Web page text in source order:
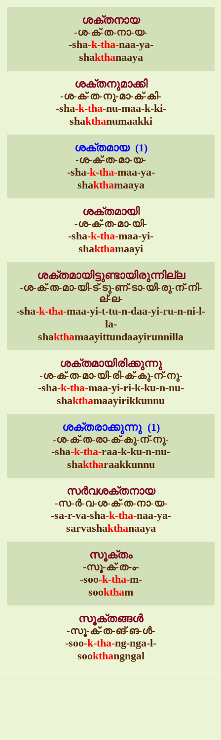
ശക്തനായ
-ശ-ക്-ത-നാ-യ-
-sha-k-tha-naa-ya-
shakthanaaya
ശക്തനുമാക്കി
-ശ-ക്-ത-നു-മാ-ക്-കി-
-sha-k-tha-nu-maa-k-ki-
shakthanumaakki
ശക്തമായ (1)
-ശ-ക്-ത-മാ-യ-
-sha-k-tha-maa-ya-
shakthamaaya
ശക്തമായി
-ശ-ക്-ത-മാ-യി-
-sha-k-tha-maa-yi-
shakthamaayi
ശക്തമായിട്ടുണ്ടായിരുന്നില്ല
-ശ-ക്-ത-മാ-യി-ട്-ടു-ണ്-ടാ-യി-രു-ന്-നി-
ല്-ല-
-sha-k-tha-maa-yi-t-tu-n-daa-yi-ru-n-ni-l-
la-
shakthamaayittundaayirunnilla
ശക്തമായിരിക്കുന്നു
-ശ-ക്-ത-മാ-യി-രി-ക്-കു-ന്-നു-
-sha-k-tha-maa-yi-ri-k-ku-n-nu-
shakthamaayirikkunnu
ശക്തരാക്കുന്നു (1)
-ശ-ക്-ത-രാ-ക്-കു-ന്-നു-
-sha-k-tha-raa-k-ku-n-nu-
shaktharaakkunnu
സർവശക്തനായ
-സ-ർ-വ-ശ-ക്-ത-നാ-യ-
-sa-r-va-sha-k-tha-naa-ya-
sarvashakthanaaya
സൂക്തം
-സൂ-ക്-ത-ം-
-soo-k-tha-m-
sooktham
സൂക്തങ്ങൾ
-സൂ-ക്-ത-ങ്-ങ-ൾ-
-soo-k-tha-ng-nga-l-
sookthangngal